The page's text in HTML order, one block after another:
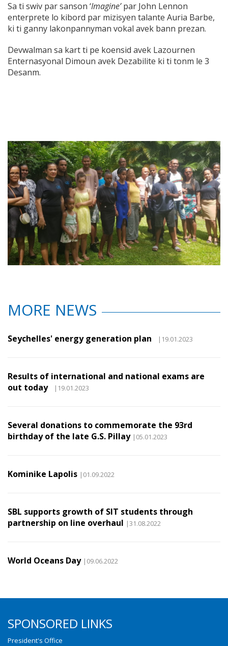
Sa ti swiv par sanson ‘Imagine’par John Lennon
enterprete lo kibord par mizisyen talante Auria Barbe,
ki ti ganny lakonpannyman vokal avek bann prezan.
Devwalman sa kart ti pe koensid avek Lazournen
Enternasyonal Dimoun avek Dezabilite ki ti tonm le 3
Desanm.
MORE NEWS
Seychelles' energy generation plan |19.01.2023
Results of international and national exams are
out today
|19.01.2023
Several donations to commemorate the 93rd
birthday of the late G.S. Pillay |05.01.2023
Kominike Lapolis |01.09.2022
SBL supports growth of SIT students through
partnership on line overhaul |31.08.2022
World Oceans Day |09.06.2022
SPONSORED LINKS
President's Office